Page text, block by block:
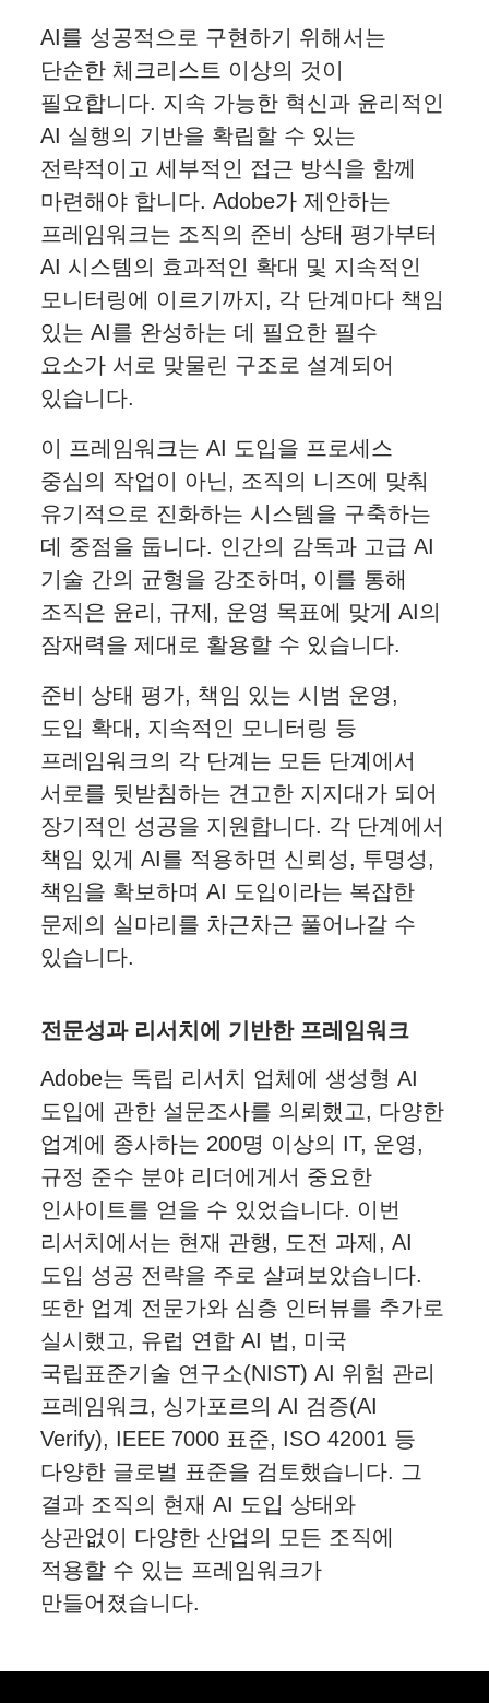
AI를 성공적으로 구현하기 위해서는
단순한 체크리스트 이상의 것이
필요합니다. 지속 가능한 혁신과 윤리적인
AI 실행의 기반을 확립할 수 있는
전략적이고 세부적인 접근 방식을 함께
마련해야 합니다. Adobe가 제안하는
프레임워크는 조직의 준비 상태 평가부터
AI 시스템의 효과적인 확대 및 지속적인
모니터링에 이르기까지, 각 단계마다 책임
있는 AI를 완성하는 데 필요한 필수
요소가 서로 맞물린 구조로 설계되어
있습니다.
이 프레임워크는 AI 도입을 프로세스
중심의 작업이 아닌, 조직의 니즈에 맞춰
유기적으로 진화하는 시스템을 구축하는
데 중점을 둡니다. 인간의 감독과 고급 AI
기술 간의 균형을 강조하며, 이를 통해
조직은 윤리, 규제, 운영 목표에 맞게 AI의
잠재력을 제대로 활용할 수 있습니다.
준비 상태 평가, 책임 있는 시범 운영,
도입 확대, 지속적인 모니터링 등
프레임워크의 각 단계는 모든 단계에서
서로를 뒷받침하는 견고한 지지대가 되어
장기적인 성공을 지원합니다. 각 단계에서
책임 있게 AI를 적용하면 신뢰성, 투명성,
책임을 확보하며 AI 도입이라는 복잡한
문제의 실마리를 차근차근 풀어나갈 수
있습니다.
전문성과 리서치에 기반한 프레임워크
Adobe는 독립 리서치 업체에 생성형 AI
도입에 관한 설문조사를 의뢰했고, 다양한
업계에 종사하는 200명 이상의 IT, 운영,
규정 준수 분야 리더에게서 중요한
인사이트를 얻을 수 있었습니다. 이번
리서치에서는 현재 관행, 도전 과제, AI
도입 성공 전략을 주로 살펴보았습니다.
또한 업계 전문가와 심층 인터뷰를 추가로
실시했고, 유럽 연합 AI 법, 미국
국립표준기술 연구소(NIST) AI 위험 관리
프레임워크, 싱가포르의 AI 검증(AI
Verify), IEEE 7000 표준, ISO 42001 등
다양한 글로벌 표준을 검토했습니다. 그
결과 조직의 현재 AI 도입 상태와
상관없이 다양한 산업의 모든 조직에
적용할 수 있는 프레임워크가
만들어졌습니다.